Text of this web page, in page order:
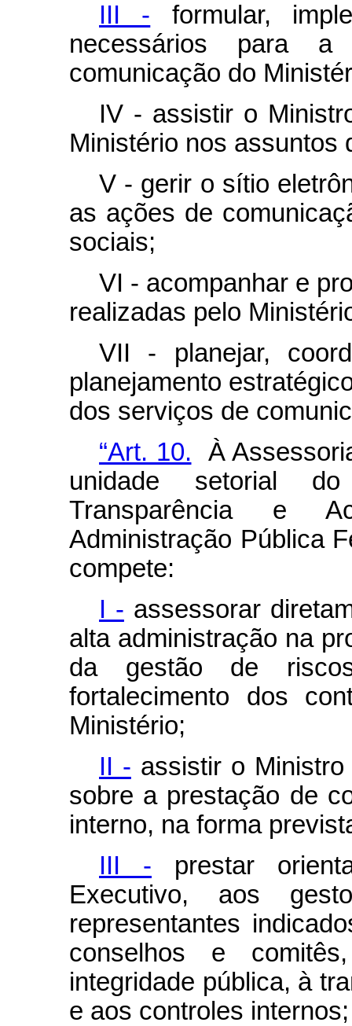
III - formular,
necessários para
comunicação do
IV - assistir o
Ministério nos assuntos
V - gerir o sítio
as ações de
sociais;
VI - acompanhar e
realizadas pelo
VII - planejar,
planejamento
dos serviços de
“Art. 10. À
unidade setorial
Transparência e
Administração Pública
compete:
I - assessorar
alta administração na
da gestão de
fortalecimento dos
Ministério;
II - assistir o
sobre a prestação de
interno, na forma
III - prestar
Executivo, aos
representantes
conselhos e
integridade pública, à
e aos controles internos;